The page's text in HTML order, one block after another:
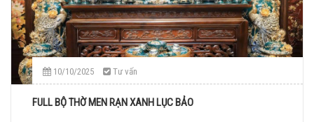
10/10/2025 Tư vấn
FULL BỘ THỜ MEN RẠN XANH LỤC BẢO